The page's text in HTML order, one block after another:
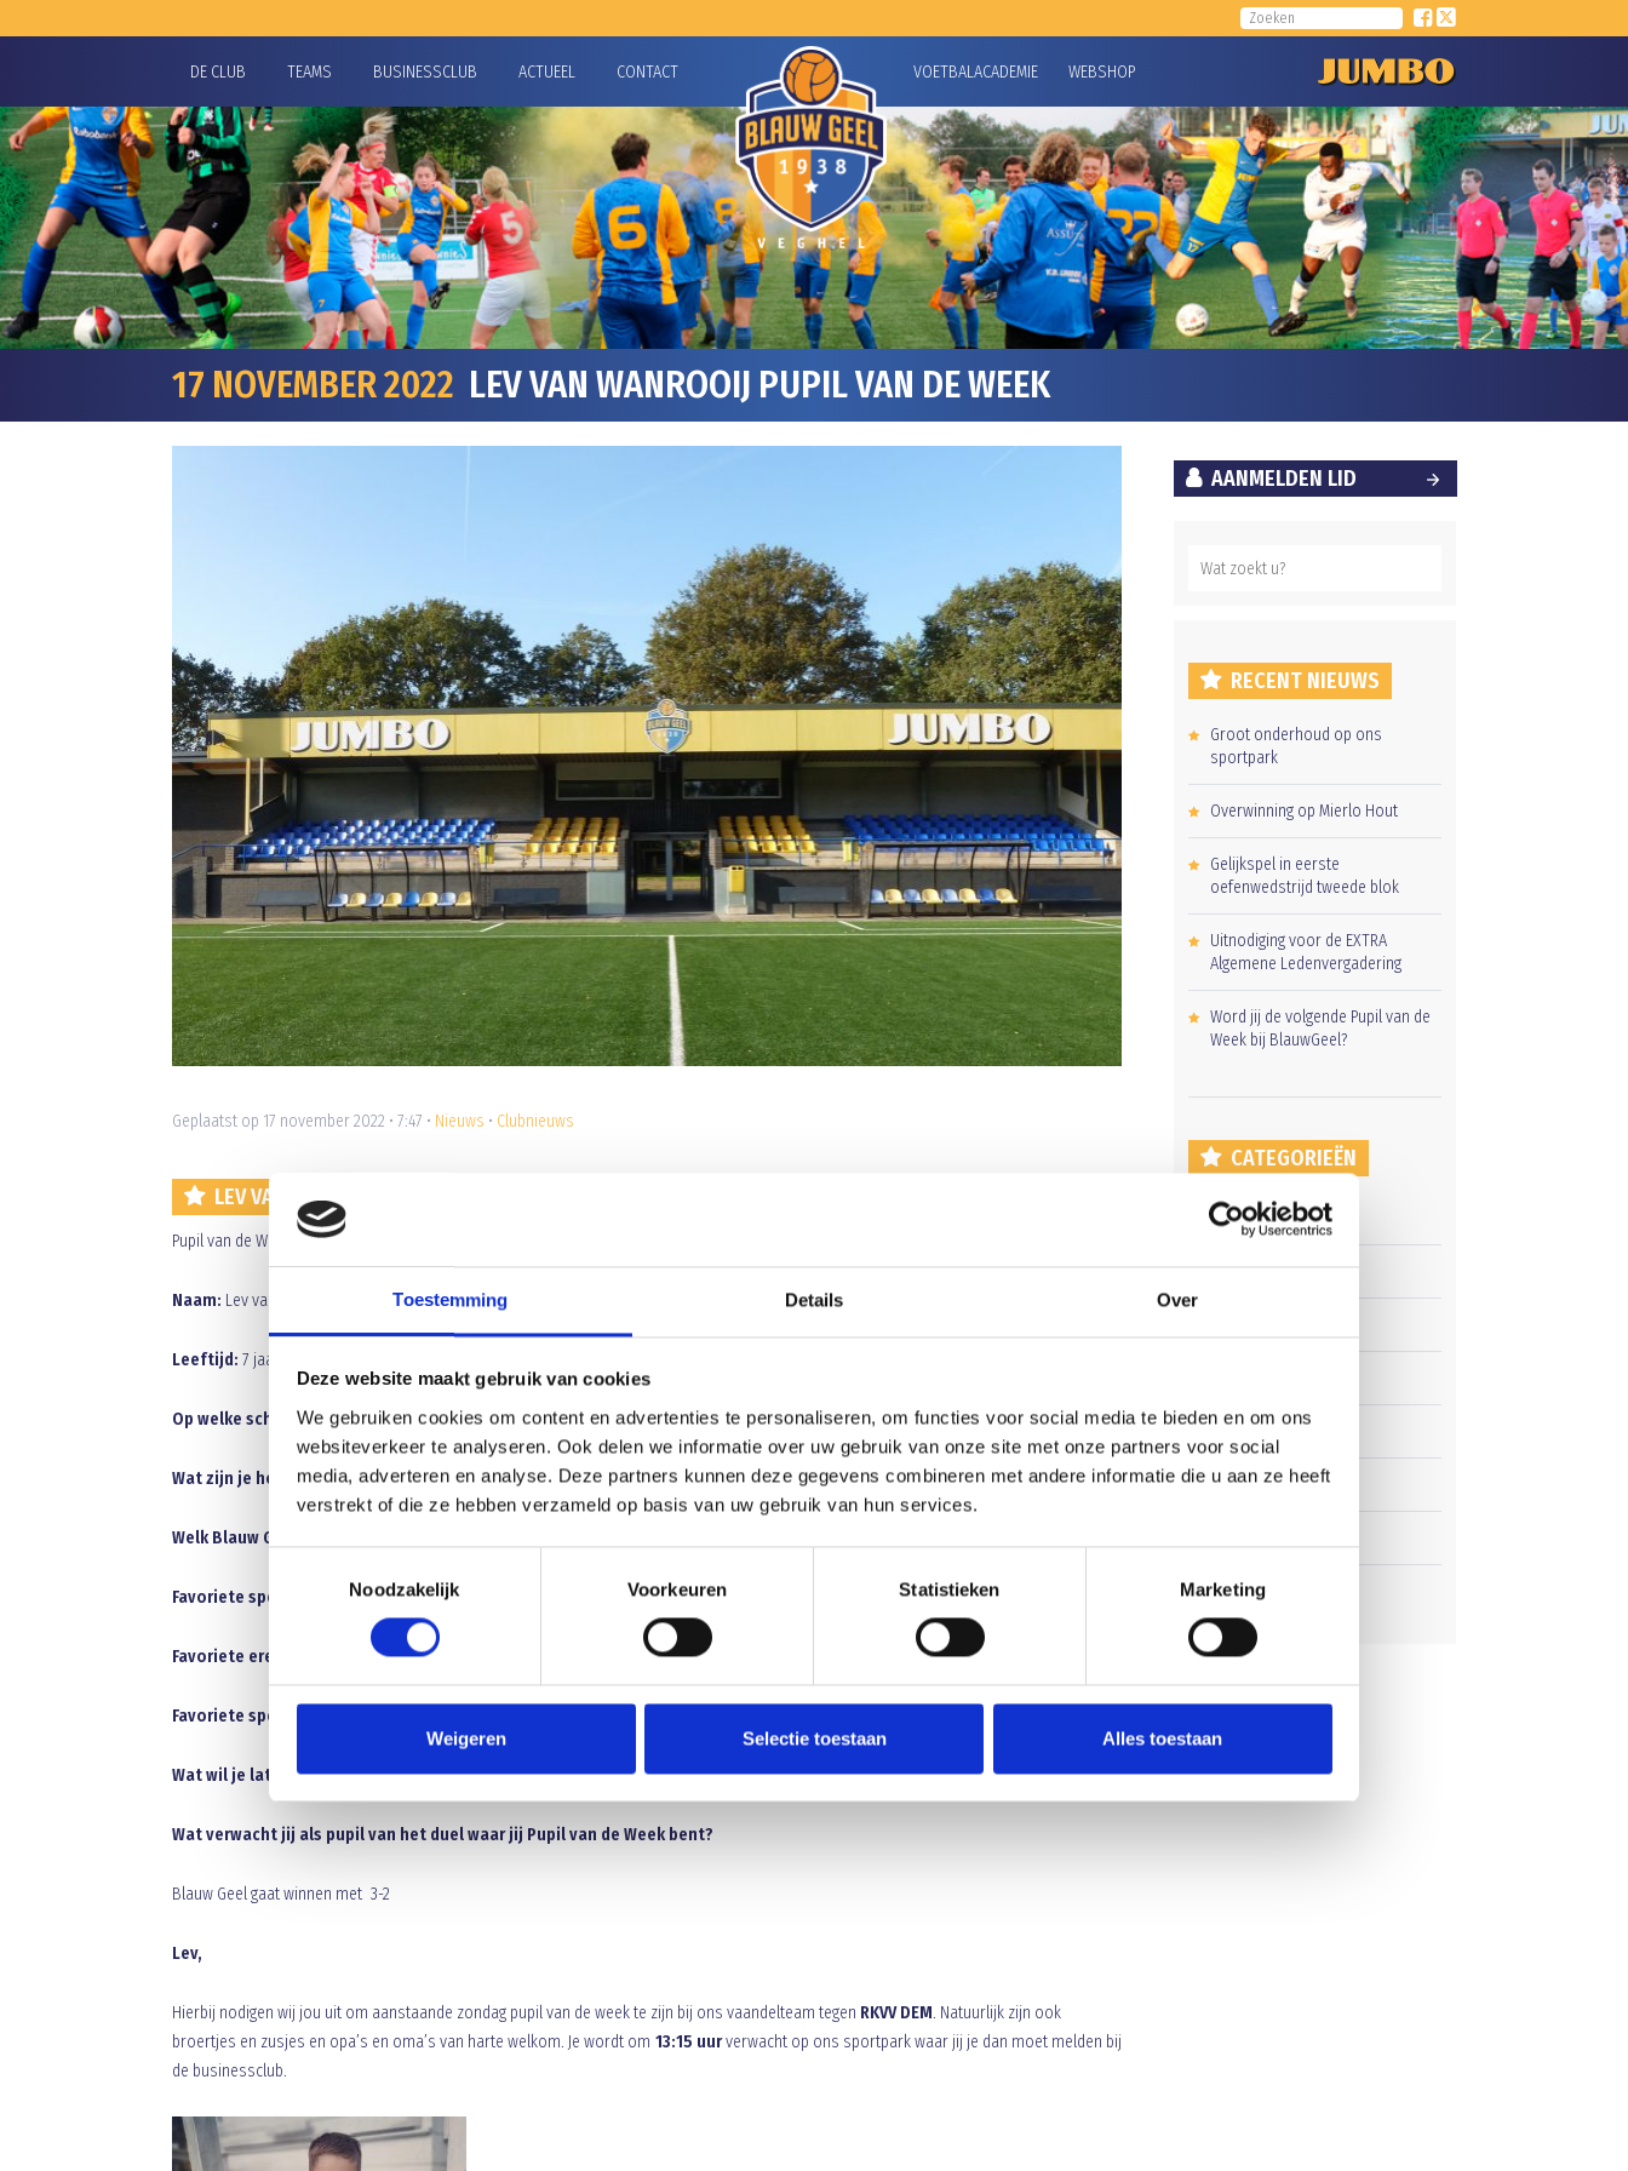
Toestemming Details Over
Deze website maakt gebruik van cookies
We gebruiken cookies om content en advertenties te personaliseren, om functies voor social media te bieden en om ons
websiteverkeer te analyseren. Ook delen we informatie over uw gebruik van onze site met onze partners voor social
media, adverteren en analyse. Deze partners kunnen deze gegevens combineren met andere informatie die u aan ze heeft
verstrekt of die ze hebben verzameld op basis van uw gebruik van hun services.
Noodzakelijk
Voorkeuren Statistieken Marketing
Weigeren Selectie toestaan Alles toestaan
DE CLUB TEAMS BUSINESSCLUB ACTUEEL CONTACT VOETBALACADEMIE WEBSHOP
17 NOVEMBER 2022 LEV VAN WANROOIJ PUPIL VAN DE WEEK
Geplaatst op 17 november 2022 • 7:47 • Nieuws • Clubnieuws
LEV VAN WANROOIJ PUPIL VAN DE WEEK
Pupil van de Week bij de thuiswedstrijd van Blauw Geel’38/JUMBO tegen
Naam: Lev van Wanrooij
Leeftijd: 7 jaar
Op welke school zit: Bernadette, groep 4
Wat zijn je hobby’s:voetballen, afspreken, buiten spelen
Welk Blauw Geel elftal speel je:
Favoriete speler Blauw Geel 1:Ik heb geen favoriete speler
Favoriete eredivisieclub ben je:Ajax
Favoriete speler in eredivisie:
Wat wil je later worden:Profvoetballer
Wat verwacht jij als pupil van het duel waar jij Pupil van de Week bent?
Blauw Geel gaat winnen met 3-2
Lev,
Hierbij nodigen wij jou uit om aanstaande zondag pupil van de week te zijn bij ons vaandelteam tegen RKVV DEM. Natuurlijk zijn ook
broertjes en zusjes en opa’s en oma’s van harte welkom. Je wordt om 13:15 uurverwacht op ons sportpark waar jij je dan moet melden bij
de businessclub.
AANMELDEN LID
RECENT NIEUWS
Groot onderhoud op ons
sportpark
Overwinning op Mierlo Hout
Gelijkspel in eerste
oefenwedstrijd tweede blok
Uitnodiging voor de EXTRA
Algemene Ledenvergadering
Word jij de volgende Pupil van de
Week bij BlauwGeel?
CATEGORIEËN
Clubnieuws
Senioren
Dames
Veteranen
Business Club